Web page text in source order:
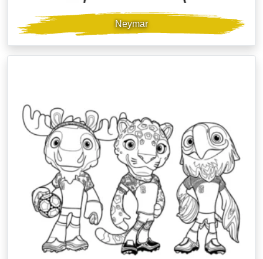
Neymar